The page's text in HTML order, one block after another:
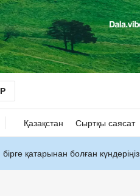
Қазақстан Сыртқы саясат
бірге қатарынан болған күндеріңіз